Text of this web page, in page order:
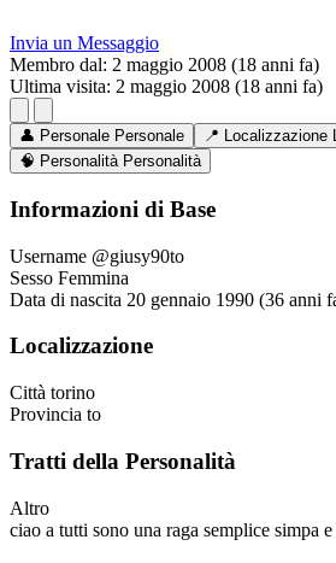
Invia un Messaggio
Membro dal: 2 maggio 2008 (18 anni fa)
Ultima visita: 2 maggio 2008 (18 anni fa)
👤 Personale Personale 📍 Localizzazione
🧠 Personalità Personalità
Informazioni di Base
Username @giusy90to
Sesso Femmina
Data di nascita 20 gennaio 1990 (36 anni
Localizzazione
Città torino
Provincia to
Tratti della Personalità
Altro
ciao a tutti sono una raga semplice simpa